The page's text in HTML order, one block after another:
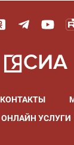
КОНТАКТЫ
ОНЛАЙН УСЛУГИ